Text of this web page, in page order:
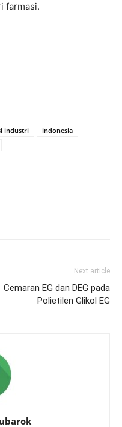
farmasi.
industri
indonesia
Next article
Cemaran EG dan DEG pada
Polietilen Glikol EG